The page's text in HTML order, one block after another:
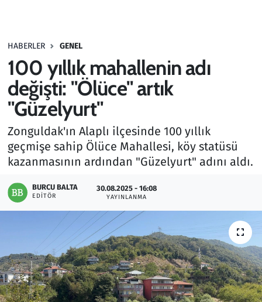
HABERLER GENEL
100 yıllık mahallenin adı
değişti: "Ölüce" artık
"Güzelyurt"
Zonguldak'ın Alaplı ilçesinde 100 yıllık
geçmişe sahip Ölüce Mahallesi, köy statüsü
kazanmasının ardından "Güzelyurt" adını aldı.
BURCU BALTA
EDITÖR
30.08.2025 - 16:08
YAYINLANMA
Haber
Kültür Sanat
Kurumsal Haberler
Lezzet Durağı
Memur ve Kamu
Otomobil
Ramazan
Resmi İlanlar